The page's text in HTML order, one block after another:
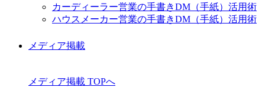
カーディーラー営業の手書きDM（手紙）活用術
ハウスメーカー営業の手書きDM（手紙）活用術
メディア掲載
メディア掲載 TOPへ